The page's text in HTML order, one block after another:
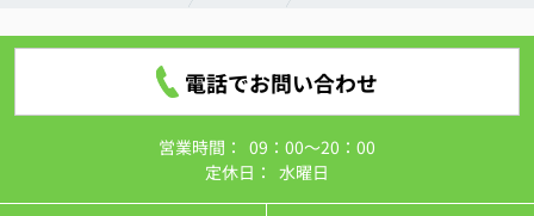
電話でお問い合わせ
営業時間： 09：00～20：00
定休日： 水曜日